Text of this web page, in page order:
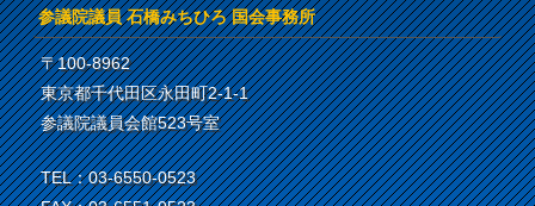
参議院議員 石橋みちひろ 国会事務所
〒100-8962
東京都千代田区永田町2-1-1
参議院議員会館523号室
TEL：03-6550-0523